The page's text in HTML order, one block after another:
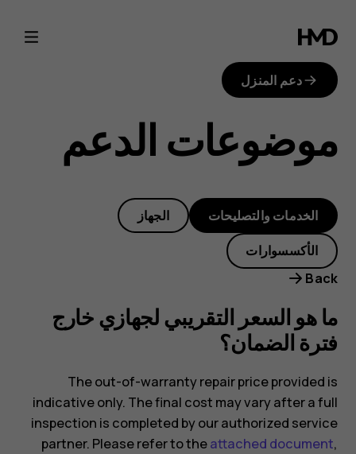
out-
of-
warranty-
repair-
price
دعم المنزل
موضوعات الدعم
الخدمات والتصليحات الجهاز
الأكسسوارات
Back
ما هو السعر التقريبي لجهازي خارج
فترة الضمان؟
The out-of-warranty repair price provided is
indicative only. The final cost may vary after a full
inspection is completed by our authorized service
partner. Please refer to theattached document,